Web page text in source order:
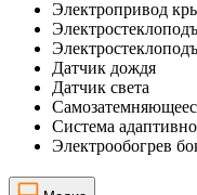
Электропривод
Датчик дождя
Датчик света
Система
Электрообогрев